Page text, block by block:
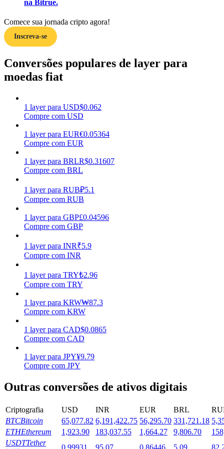
Ganhar
Porquinho poderoso
Ganhe recompensas competitivas diariamente
Estacamento
Altos retornos e acesso instantâneo
Launchpool
na Bitrue.
Comece sua jornada cripto agora!
Inscreva-se
Conversões populares de layer para
moedas fiat
1 layer para USD$0.062
Compre com USD
1 layer para EUR€0.05364
Compre com EUR
1 layer para BRLR$0.31607
Compre com BRL
1 layer para RUB₽5.1
Compre com RUB
1 layer para GBP£0.04596
Compre com GBP
1 layer para INR₹5.9
Compre com INR
1 layer para TRY₺2.96
Compre com TRY
1 layer para KRW₩87.3
Compre com KRW
1 layer para CAD$0.0865
Compre com CAD
1 layer para JPY¥9.79
Compre com JPY
Outras conversões de ativos digitais
Criptografia USD INR EUR BRL
BTCBitcoin 65,077.82 6,191,422.75 56,295.70 331,721.18
ETHEthereum 1,923.90 183,037.55 1,664.27 9,806.70
USDTTether
0.99931 95.07 0.86446 5.09